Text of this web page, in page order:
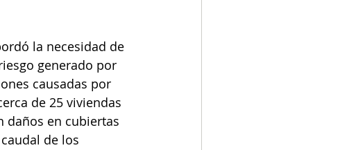
la necesidad de
generado por
causadas por
de 25 viviendas
daños en cubiertas
de los